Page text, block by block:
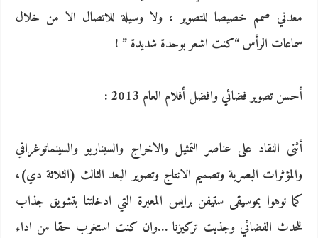
معدني صمم خصيصا للتصوير ، ولا وسيلة للاتصال الا من خلال
سماعات الرأس “كنت اشعر بوحدة شديدة ” !
أحسن تصوير فضائي وافضل أفلام العام 2013 :
أثنى النقاد على عناصر التمثيل والاخراج والسيناريو والسينماتوغرافي
والمؤثرات البصرية وتصميم الانتاج وتصوير البعد الثالث (الثلاثة دي)،
كما نوهوا بموسيقى ستيفن برايس المعبرة التي ادخلتنا بتشويق جذاب
للحدث الفضائي وجذبت تركيزنا …وان كنت استغرب حقا من اداء